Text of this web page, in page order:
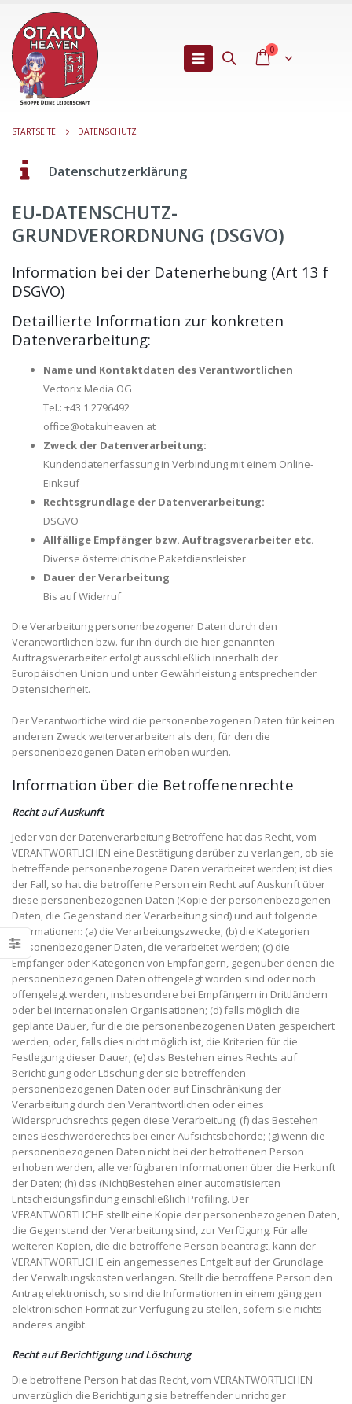
0
STARTSEITE DATENSCHUTZ
Datenschutzerklärung
EU-DATENSCHUTZ-
GRUNDVERORDNUNG (DSGVO)
Information bei der Datenerhebung (Art 13 f
DSGVO)
Detaillierte Information zur konkreten
Datenverarbeitung:
Name und Kontaktdaten des Verantwortlichen
Vectorix Media OG
Tel.: +43 1 2796492
office@otakuheaven.at
Zweck der Datenverarbeitung:
Kundendatenerfassung in Verbindung mit einem Online-
Einkauf
Rechtsgrundlage der Datenverarbeitung:
DSGVO
Allfällige Empfänger bzw. Auftragsverarbeiter etc.
Diverse österreichische Paketdienstleister
Dauer der Verarbeitung
Bis auf Widerruf
Die Verarbeitung personenbezogener Daten durch den
Verantwortlichen bzw. für ihn durch die hier genannten
Auftragsverarbeiter erfolgt ausschließlich innerhalb der
Europäischen Union und unter Gewährleistung entsprechender
Datensicherheit.
Der Verantwortliche wird die personenbezogenen Daten für keinen
anderen Zweck weiterverarbeiten als den, für den die
personenbezogenen Daten erhoben wurden.
Information über die Betroffenenrechte
Recht auf Auskunft
Jeder von der Datenverarbeitung Betroffene hat das Recht, vom
VERANTWORTLICHEN eine Bestätigung darüber zu verlangen, ob sie
betreffende personenbezogene Daten verarbeitet werden; ist dies
der Fall, so hat die betroffene Person ein Recht auf Auskunft über
diese personenbezogenen Daten (Kopie der personenbezogenen
Daten, die Gegenstand der Verarbeitung sind) und auf folgende
Informationen: (a) die Verarbeitungszwecke; (b) die Kategorien
personenbezogener Daten, die verarbeitet werden; (c) die
Empfänger oder Kategorien von Empfängern, gegenüber denen die
personenbezogenen Daten offengelegt worden sind oder noch
offengelegt werden, insbesondere bei Empfängern in Drittländern
oder bei internationalen Organisationen; (d) falls möglich die
geplante Dauer, für die die personenbezogenen Daten gespeichert
werden, oder, falls dies nicht möglich ist, die Kriterien für die
Festlegung dieser Dauer; (e) das Bestehen eines Rechts auf
Berichtigung oder Löschung der sie betreffenden
personenbezogenen Daten oder auf Einschränkung der
Verarbeitung durch den Verantwortlichen oder eines
Widerspruchsrechts gegen diese Verarbeitung; (f) das Bestehen
eines Beschwerderechts bei einer Aufsichtsbehörde; (g) wenn die
personenbezogenen Daten nicht bei der betroffenen Person
erhoben werden, alle verfügbaren Informationen über die Herkunft
der Daten; (h) das (Nicht)Bestehen einer automatisierten
Entscheidungsfindung einschließlich Profiling. Der
VERANTWORTLICHE stellt eine Kopie der personenbezogenen Daten,
die Gegenstand der Verarbeitung sind, zur Verfügung. Für alle
weiteren Kopien, die die betroffene Person beantragt, kann der
VERANTWORTLICHE ein angemessenes Entgelt auf der Grundlage
der Verwaltungskosten verlangen. Stellt die betroffene Person den
Antrag elektronisch, so sind die Informationen in einem gängigen
elektronischen Format zur Verfügung zu stellen, sofern sie nichts
anderes angibt.
Recht auf Berichtigung und Löschung
Die betroffene Person hat das Recht, vom VERANTWORTLICHEN
unverzüglich die Berichtigung sie betreffender unrichtiger